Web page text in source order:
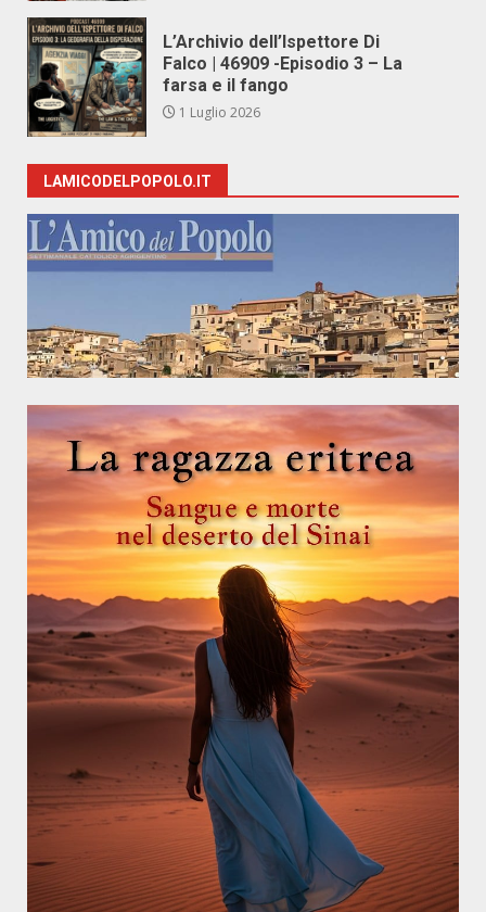
L’Archivio dell’Ispettore Di
Falco | 46909 -Episodio 3 – La
farsa e il fango
1 Luglio 2026
LAMICODELPOPOLO.IT